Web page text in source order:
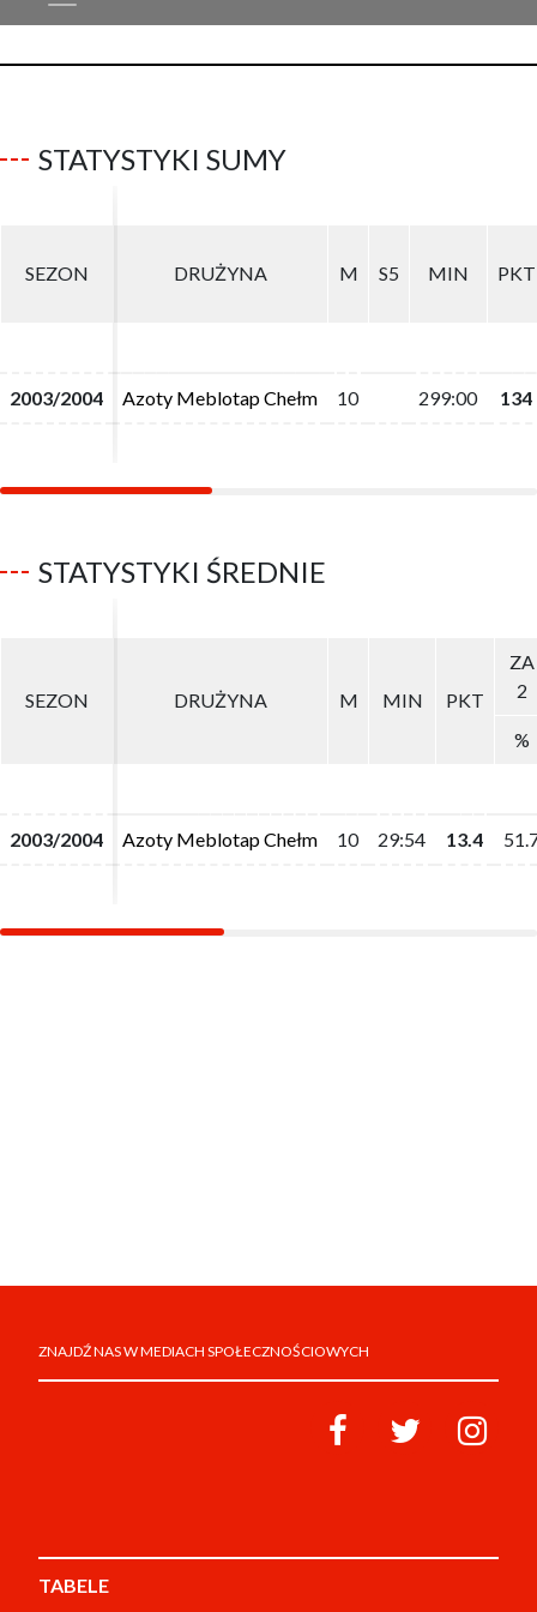
STATYSTYKI SUMY
SEZON DRUŻYNA M S5 MIN PKT
2003/2004 Azoty Meblotap Chełm 10 299:00 134
SEZON DRUŻYNA M S5 MIN PKT
2003/2004 Azoty Meblotap Chełm 10 299:00 134
STATYSTYKI ŚREDNIE
SEZON DRUŻYNA M MIN PKT
ZA
2
%
2003/2004 Azoty Meblotap Chełm 10 29:54 13.4
SEZON DRUŻYNA M MIN PKT
ZA
2
%
2003/2004 Azoty Meblotap Chełm 10 29:54 13.4
ZNAJDŹ NAS W MEDIACH SPOŁECZNOŚCIOWYCH
TABELE